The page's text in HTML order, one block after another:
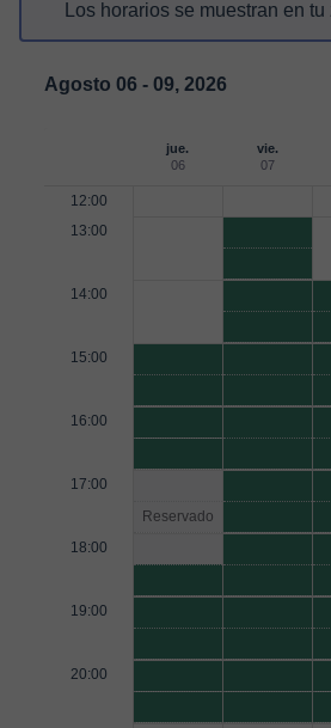
Los horarios se muestran en
Agosto 06 - 09, 2026
jue.
06
vie.
07
12:00
13:00
14:00
15:00
16:00
17:00
Reservado
18:00
19:00
20:00